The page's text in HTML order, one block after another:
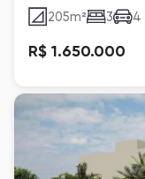
205m² 3 4
R$ 1.650.000